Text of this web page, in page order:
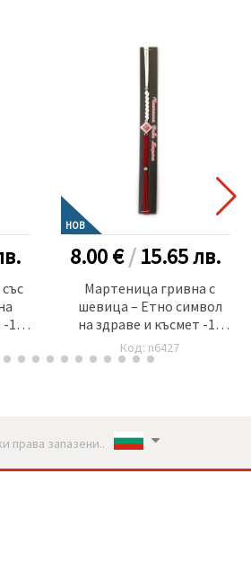
-10
НОВ
8.00 €/15.65лв.
Мартеница гривна с
шевица – Етно символ
на здраве и късмет -10
броя
Код: n6427
права запазени..